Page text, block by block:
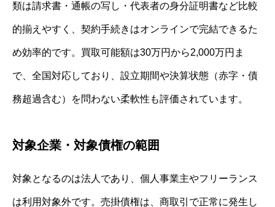
類は請求書・通帳の写し・代表者の身分証明書など比較
的揃えやすく、契約手続きはオンラインで完結できるた
め効率的です。買取可能額は30万円から2,000万円ま
で、全国対応しており、設立期間や決算状態（赤字・債
務超過含む）を問わない柔軟性も評価されています。
対象企業・対象債権の範囲
対象となるのは法人であり、個人事業主やフリーランス
は利用対象外です。売掛債権は、商取引で正常に発生し